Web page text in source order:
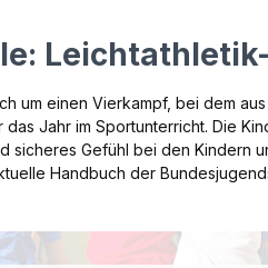
um einen Vierkampf, bei dem
Jahr im Sportunterricht. Die
sicheres Gefühl bei den Kindern
Handbuch der